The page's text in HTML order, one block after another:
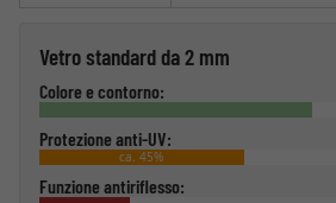
Vetro standard da 2 mm
Colore e contorno:
Protezione anti-UV:
ca. 45%
Funzione antiriflesso: